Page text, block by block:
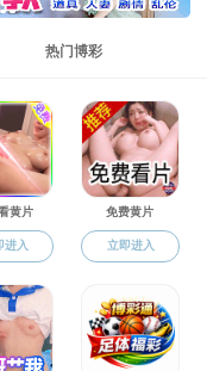
置 杰出校友